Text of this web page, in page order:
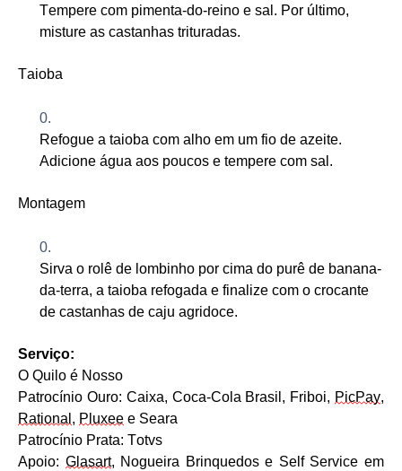
Tempere com pimenta-do-reino e sal. Por último,
misture as castanhas trituradas.
Taioba
Refogue a taioba com alho em um fio de azeite.
Adicione água aos poucos e tempere com sal .
Montagem
Sirva o rolê de lombinho por cima do purê de banana-
da-terra, a taioba refogada e finalize com o crocante
de castanhas de caju agridoce.
Serviço:
O Quilo é Nosso
Patrocínio Ouro: Caixa, Coca-Cola Brasil, Friboi, PicPay,
Rational , Pluxee e Seara
Patrocínio Prata: Totvs
Apoio: Glasart, Nogueira Brinquedos e Self Service em